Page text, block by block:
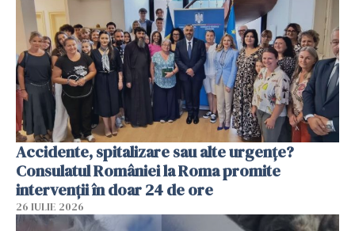
Accidente, spitalizare sau alte urgențe?
Consulatul României la Roma promite
intervenții în doar 24 de ore
26 IULIE 2026